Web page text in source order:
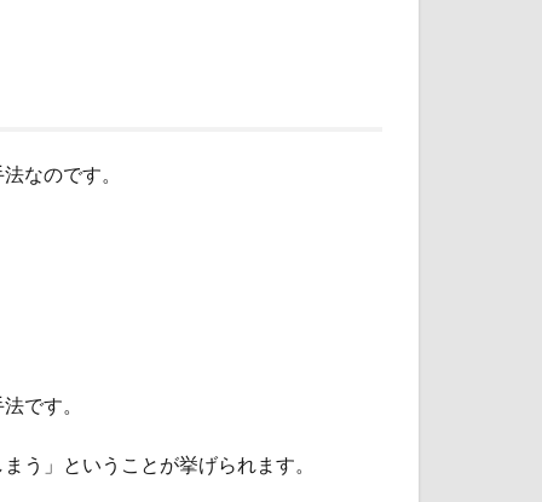
なのです。
です。
う」ということが挙げられます。